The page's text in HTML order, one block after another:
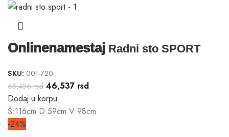
Onlinenamestaj Radni sto SPORT
SKU: 001-720
65,456rsd 46,537 rsd
Dodaj u korpu
Š:116cm D:59cm V:98cm
-24%